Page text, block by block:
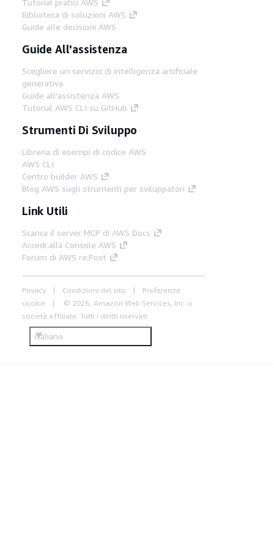
Biblioteca di soluzioni AWS
Guide alle decisioni AWS
Guide All'assistenza
Scegliere un servizio di intelligenza artificiale
generativa
Guide all'assistenza AWS
Tutorial AWS CLI su GitHub
Strumenti Di Sviluppo
Libreria di esempi di codice AWS
AWS CLI
Centro builder AWS
Blog AWS sugli strumenti per sviluppatori
Link Utili
Scarica il server MCP di AWS Docs
Accedi alla Console AWS
Forum di AWS re:Post
Privacy Condizioni del sito
Preferenze
cookie
© 2026, Amazon Web Services, Inc. o
società affiliate. Tutti i diritti riservati.
Italiano